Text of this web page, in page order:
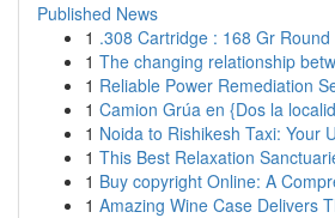
Published News
1 .308 Cartridge : 168 Gr Round
1 The changing relationship
1 Reliable Power Remediation
1 Camion Grúa en {Dos la
1 Noida to Rishikesh Taxi: Your
1 This Best Relaxation
1 Buy copyright Online: A
1 Amazing Wine Case Delivers